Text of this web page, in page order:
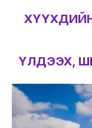
ҮЛДЭЭХ,